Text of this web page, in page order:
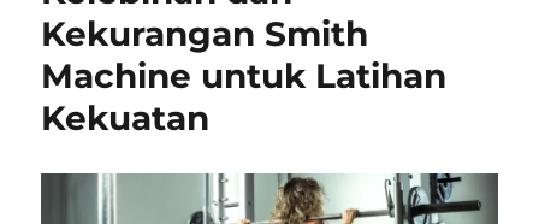
Kekurangan Smith
Machine untuk Latihan
Kekuatan